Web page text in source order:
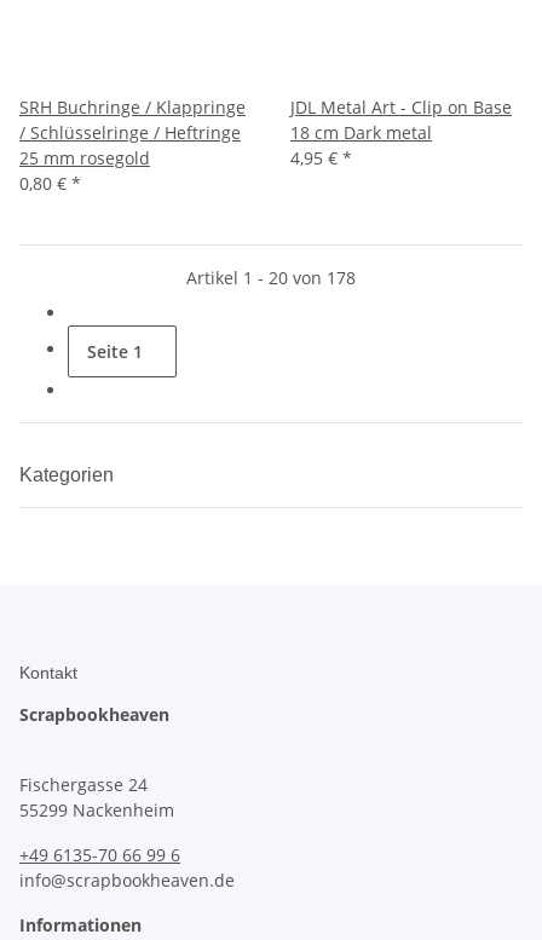
SRH Buchringe / Klappringe
/ Schlüsselringe / Heftringe
25 mm rosegold
0,80 € *
JDL Metal Art - Clip on Base
18 cm Dark metal
4,95 € *
Artikel 1 - 20 von 178
Seite 1
Kategorien
Kontakt
Scrapbookheaven
Fischergasse 24
55299 Nackenheim
+49 6135-70 66 99 6
info@scrapbookheaven.de
Informationen